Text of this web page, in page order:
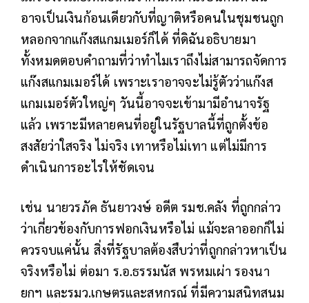
อาจเป็นเงินก้อนเดียวกับที่ญาติหรือคนในชุมชนถูก
หลอกจากแก๊งสแกมเมอร์ก็ได้ ที่ดิฉันอธิบายมา
ทั้งหมดตอบคำถามที่ว่าทำไมเราถึงไม่สามารถจัดการ
แก๊งสแกมเมอร์ได้ เพราะเราอาจจะไม่รู้ตัวว่าแก๊งส
แกมเมอร์ตัวใหญ่ๆ วันนี้อาจจะเข้ามามีอำนาจรัฐ
แล้ว เพราะมีหลายคนที่อยู่ในรัฐบาลนี้ที่ถูกตั้งข้อ
สงสัยว่าใสจริง ไม่จริง เทาหรือไม่เทา แต่ไม่มีการ
ดำเนินการอะไรให้ชัดเจน
เช่น นายวรภัค ธันยาวงษ์ อดีต รมช.คลัง ที่ถูกกล่าว
ว่าเกี่ยวข้องกับการฟอกเงินหรือไม่ แม้จะลาออกก็ไม่
ควรจบแค่นั้น สิ่งที่รัฐบาลต้องสืบว่าที่ถูกกล่าวหาเป็น
จริงหรือไม่ ต่อมา ร.อ.ธรรมนัส พรหมเผ่า รองนา
ยกฯ และรมว.เกษตรและสหกรณ์ ที่มีความสนิทสนม